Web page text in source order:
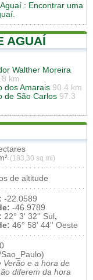
: Encontrar uma
AGUAÍ
Walther Moreira
km
dos Amarais 90.4 km
de São Carlos 97.3
(183,30 sq mi)
de altitude
-22.0589
-46.9789
22° 3' 32'' Sul,
46° 58' 44'' Oeste
Verão e a hora de
diferem da hora